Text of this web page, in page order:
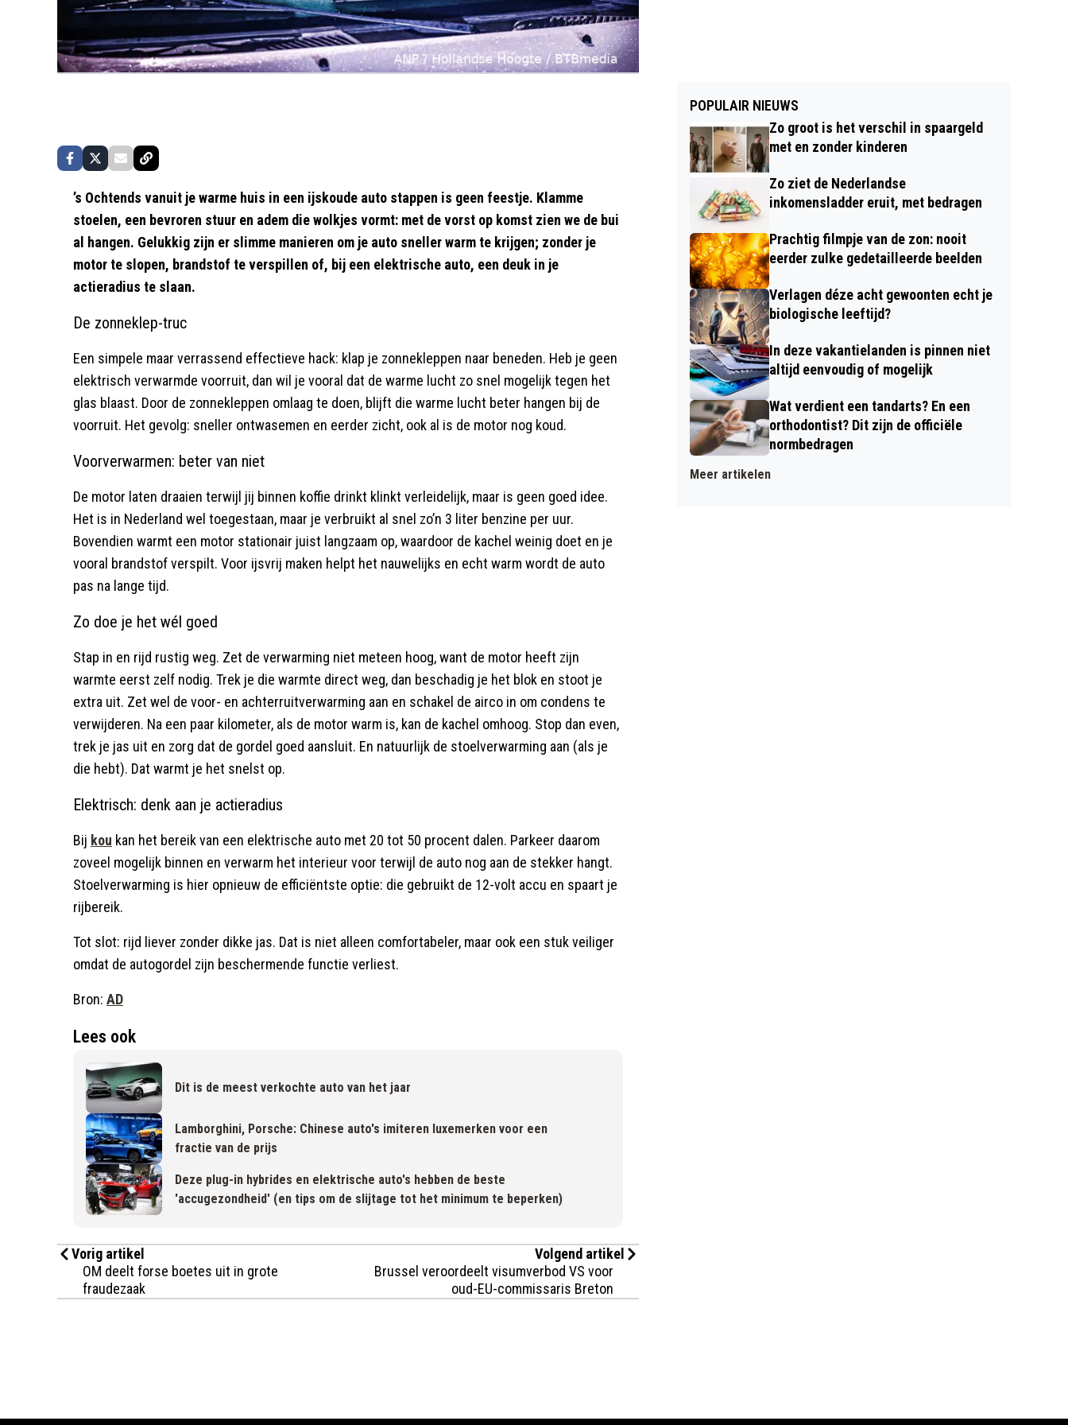
’s Ochtends vanuit je warme huis in een ijskoude auto stappen is geen feestje. Klamme
stoelen, een bevroren stuur en adem die wolkjes vormt: met de vorst op komst zien we de bui
al hangen. Gelukkig zijn er slimme manieren om je auto sneller warm te krijgen; zonder je
motor te slopen, brandstof te verspillen of, bij een elektrische auto, een deuk in je
actieradius te slaan.
De zonneklep-truc
Een simpele maar verrassend effectieve hack: klap je zonnekleppen naar beneden. Heb je geen
elektrisch verwarmde voorruit, dan wil je vooral dat de warme lucht zo snel mogelijk tegen het
glas blaast. Door de zonnekleppen omlaag te doen, blijft die warme lucht beter hangen bij de
voorruit. Het gevolg: sneller ontwasemen en eerder zicht, ook al is de motor nog koud.
Voorverwarmen: beter van niet
De motor laten draaien terwijl jij binnen koffie drinkt klinkt verleidelijk, maar is geen goed idee.
Het is in Nederland wel toegestaan, maar je verbruikt al snel zo’n 3 liter benzine per uur.
Bovendien warmt een motor stationair juist langzaam op, waardoor de kachel weinig doet en je
vooral brandstof verspilt. Voor ijsvrij maken helpt het nauwelijks en echt warm wordt de auto
pas na lange tijd.
Zo doe je het wél goed
Stap in en rijd rustig weg. Zet de verwarming niet meteen hoog, want de motor heeft zijn
warmte eerst zelf nodig. Trek je die warmte direct weg, dan beschadig je het blok en stoot je
extra uit. Zet wel de voor- en achterruitverwarming aan en schakel de airco in om condens te
verwijderen. Na een paar kilometer, als de motor warm is, kan de kachel omhoog. Stop dan even,
trek je jas uit en zorg dat de gordel goed aansluit. En natuurlijk de stoelverwarming aan (als je
die hebt). Dat warmt je het snelst op.
Elektrisch: denk aan je actieradius
Bij kou kan het bereik van een elektrische auto met 20 tot 50 procent dalen. Parkeer daarom
zoveel mogelijk binnen en verwarm het interieur voor terwijl de auto nog aan de stekker hangt.
Stoelverwarming is hier opnieuw de efficiëntste optie: die gebruikt de 12-volt accu en spaart je
rijbereik.
Tot slot: rijd liever zonder dikke jas. Dat is niet alleen comfortabeler, maar ook een stuk veiliger
omdat de autogordel zijn beschermende functie verliest.
Bron: AD
Lees ook
Dit is de meest verkochte auto van het jaar
Lamborghini, Porsche: Chinese auto's imiteren luxemerken voor een
fractie van de prijs
Deze plug-in hybrides en elektrische auto's hebben de beste
'accugezondheid' (en tips om de slijtage tot het minimum te beperken)
Vorig artikel
OM deelt forse boetes uit in grote
fraudezaak
Volgend artikel
Brussel veroordeelt visumverbod VS voor
oud-EU-commissaris Breton
POPULAIR NIEUWS
Zo groot is het verschil in spaargeld
met en zonder kinderen
Zo ziet de Nederlandse
inkomensladder eruit, met bedragen
Prachtig filmpje van de zon: nooit
eerder zulke gedetailleerde beelden
Verlagen déze acht gewoonten echt je
biologische leeftijd?
In deze vakantielanden is pinnen niet
altijd eenvoudig of mogelijk
Wat verdient een tandarts? En een
orthodontist? Dit zijn de officiële
normbedragen
Meer artikelen